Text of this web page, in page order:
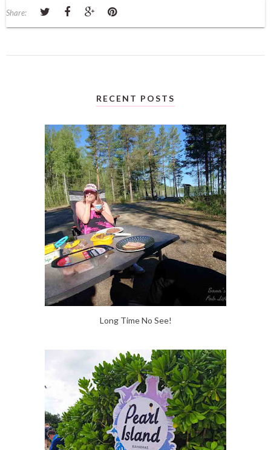
Share:
RECENT POSTS
Long Time No See!